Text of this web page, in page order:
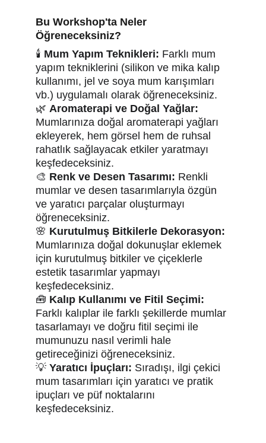
Bu Workshop'ta Neler
Öğreneceksiniz?
🕯️ Mum Yapım Teknikleri: Farklı mum
yapım tekniklerini (silikon ve mika kalıp
kullanımı, jel ve soya mum karışımları
vb.) uygulamalı olarak öğreneceksiniz.
🌿 Aromaterapi ve Doğal Yağlar:
Mumlarınıza doğal aromaterapi yağları
ekleyerek, hem görsel hem de ruhsal
rahatlık sağlayacak etkiler yaratmayı
keşfedeceksiniz.
🎨 Renk ve Desen Tasarımı: Renkli
mumlar ve desen tasarımlarıyla özgün
ve yaratıcı parçalar oluşturmayı
öğreneceksiniz.
🌸 Kurutulmuş Bitkilerle Dekorasyon:
Mumlarınıza doğal dokunuşlar eklemek
için kurutulmuş bitkiler ve çiçeklerle
estetik tasarımlar yapmayı
keşfedeceksiniz.
🧰 Kalıp Kullanımı ve Fitil Seçimi:
Farklı kalıplar ile farklı şekillerde mumlar
tasarlamayı ve doğru fitil seçimi ile
mumunuzu nasıl verimli hale
getireceğinizi öğreneceksiniz.
💡 Yaratıcı İpuçları: Sıradışı, ilgi çekici
mum tasarımları için yaratıcı ve pratik
ipuçları ve püf noktalarını
keşfedeceksiniz.